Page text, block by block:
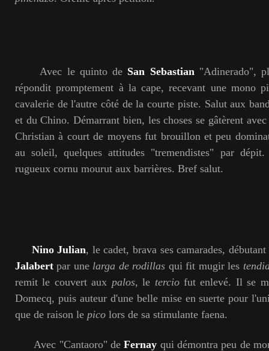
Avec le quinto de San Sebastian"Adinerado",
répondit promptement à la cape, recevant une mono
cavalerie de l'autre côté de la courte piste. Salut aux
et du Chino. Démarrant bien, les choses se gâtèrent
Christian à court de moyens fut brouillon et peu
au soleil, quelques attitudes "tremendistes" par
rugueux cornu mourut aux barrières. Bref salut.
Nino Julian, le cadet, brava ses camarades,
Jalabert par une larga de rodillas qui fit mugir les
remit le couvert aux palos, le terciofut enlevé. Il se
Domecq, puis auteur d'une belle mise en suerte pour
que de raison le pico lors de sa stimulante faena.
Avec "Cantaoro" deFernay qui démontra peu de